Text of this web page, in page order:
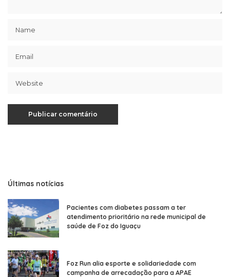
Últimas notícias
Pacientes com diabetes passam a ter
atendimento prioritário na rede municipal de
saúde de Foz do Iguaçu
Foz Run alia esporte e solidariedade com
campanha de arrecadação para a APAE